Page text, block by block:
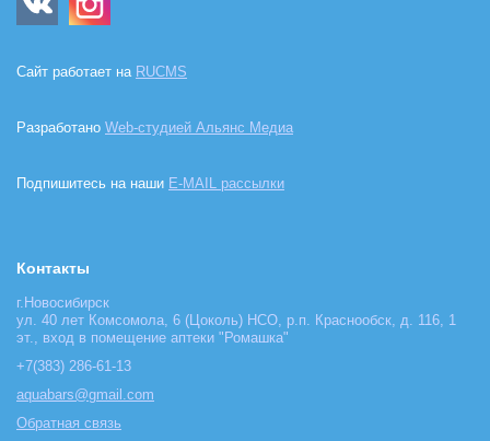
Сайт работает на RUCMS
Разработано Web-студией Альянс Медиа
Подпишитесь на наши E-MAIL рассылки
Контакты
г.Новосибирск
ул. 40 лет Комсомола, 6 (Цоколь) НСО, р.п. Краснообск, д. 116, 1
эт., вход в помещение аптеки "Ромашка"
+7(383) 286-61-13
aquabars@gmail.com
Обратная связь